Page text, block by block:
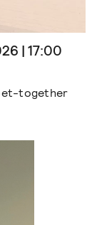
| 17:00
together